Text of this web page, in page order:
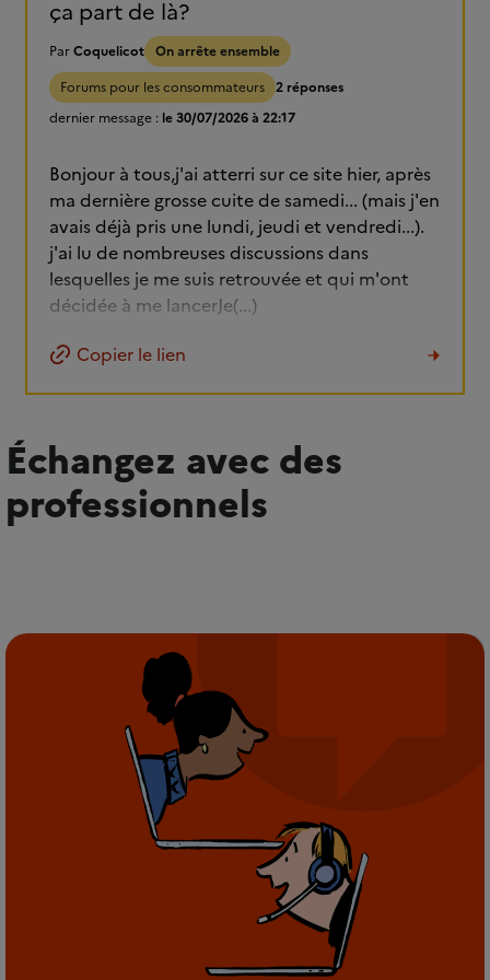
ça part de là?
ParCoquelicot On arrête ensemble
Forums pour les consommateurs 2 réponses
dernier message : le 30/07/2026 à 22:17
Bonjour à tous,j'ai atterri sur ce site hier, après
ma dernière grosse cuite de samedi... (mais j'en
avais déjà pris une lundi, jeudi et vendredi...).
j'ai lu de nombreuses discussions dans
lesquelles je me suis retrouvée et qui m'ont
décidée à me lancerJe(...)
Copier le lien
Échangez avec des
professionnels